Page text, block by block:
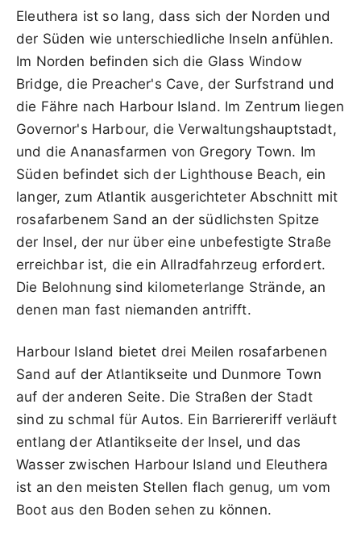
Eleuthera ist so lang, dass sich der Norden und
der Süden wie unterschiedliche Inseln anfühlen.
Im Norden befinden sich die Glass Window
Bridge, die Preacher's Cave, der Surfstrand und
die Fähre nach Harbour Island. Im Zentrum liegen
Governor's Harbour, die Verwaltungshauptstadt,
und die Ananasfarmen von Gregory Town. Im
Süden befindet sich der Lighthouse Beach, ein
langer, zum Atlantik ausgerichteter Abschnitt mit
rosafarbenem Sand an der südlichsten Spitze
der Insel, der nur über eine unbefestigte Straße
erreichbar ist, die ein Allradfahrzeug erfordert.
Die Belohnung sind kilometerlange Strände, an
denen man fast niemanden antrifft.
Harbour Island bietet drei Meilen rosafarbenen
Sand auf der Atlantikseite und Dunmore Town
auf der anderen Seite. Die Straßen der Stadt
sind zu schmal für Autos. Ein Barriereriff verläuft
entlang der Atlantikseite der Insel, und das
Wasser zwischen Harbour Island und Eleuthera
ist an den meisten Stellen flach genug, um vom
Boot aus den Boden sehen zu können.